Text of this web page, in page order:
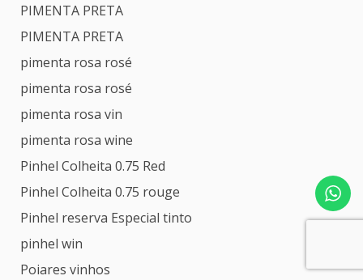
PIMENTA PRETA
PIMENTA PRETA
pimenta rosa rosé
pimenta rosa rosé
pimenta rosa vin
pimenta rosa wine
Pinhel Colheita 0.75 Red
Pinhel Colheita 0.75 rouge
Pinhel reserva Especial tinto
pinhel win
Poiares vinhos